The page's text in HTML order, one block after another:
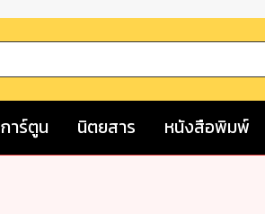
การ์ตูน นิตยสาร หนังสือพิมพ์